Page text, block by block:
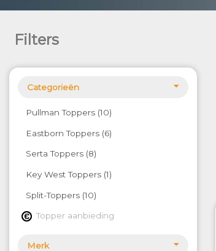
Filters
Categorieën
Pullman Toppers 10
Eastborn Toppers 6
Serta Toppers 8
Key West Toppers 1
Split-Toppers 10
Topper aanbieding
Merk